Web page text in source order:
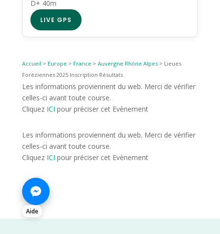
D+ 40m
LIVE GPS
Accueil > Europe > France > Auvergne Rhône Alpes> Lieues
Foréziennes 2025 Inscription Résultats
Les informations proviennent du web. Merci de vérifier
celles-ci avant toute course.
Cliquez ICI pour préciser cet Evènement
Les informations proviennent du web. Merci de vérifier
celles-ci avant toute course.
Cliquez ICI pour préciser cet Evènement
Aide